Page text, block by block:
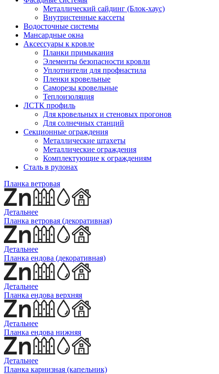
Металлический сайдинг (Блок-хаус)
Внутристенные кассеты
Водосточные системы
Мансардные окна
Аксессуары к кровле
Планки примыкания
Элементы безопасности кровли
Уплотнители для профнастила
Пленки кровельные
Саморезы кровельные
Теплоизоляция
ЛСТК профиль
Для кровельных и стеновых прогонов
Для солнечных станций
Секционные ограждения
Металлические штахеты
Металлические ограждения
Комплектующие к ограждениям
Сталь в рулонах
Планка ветровая
Детальнее
Планка ветровая (декоративная)
Детальнее
Планка ендова (декоративная)
Детальнее
Планка ендова верхняя
Детальнее
Планка ендова нижняя
Детальнее
Планка карнизная (капельник)